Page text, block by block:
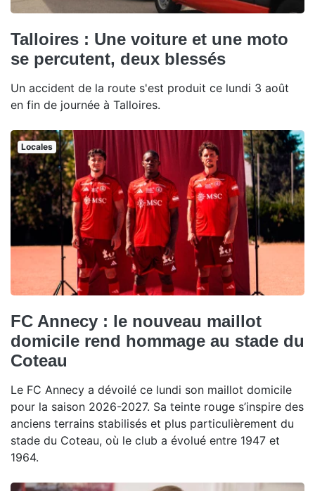
Talloires : Une voiture et une moto
se percutent, deux blessés
Un accident de la route s'est produit ce lundi 3 août
en fin de journée à Talloires.
Locales
FC Annecy : le nouveau maillot
domicile rend hommage au stade du
Coteau
Le FC Annecy a dévoilé ce lundi son maillot domicile
pour la saison 2026-2027. Sa teinte rouge s’inspire des
anciens terrains stabilisés et plus particulièrement du
stade du Coteau, où le club a évolué entre 1947 et
1964.